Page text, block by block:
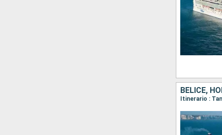
BELICE,
Itinerario :